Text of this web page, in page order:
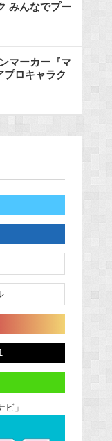
みんなでプー
マーカー『マ
ロキャラク
」